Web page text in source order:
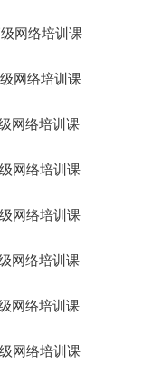
网络培训课
网络培训课
网络培训课
网络培训课
网络培训课
网络培训课
网络培训课
网络培训课